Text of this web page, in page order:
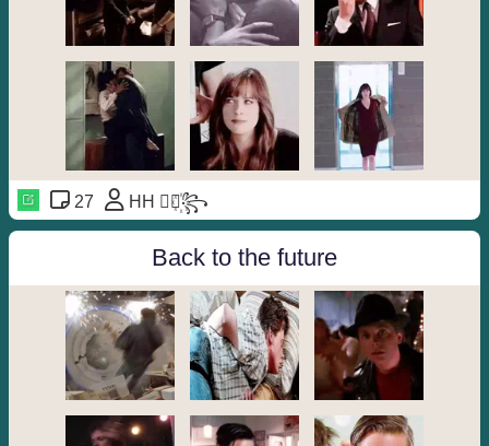
27 HH ⃘⃤꙰꧂
Back to the future